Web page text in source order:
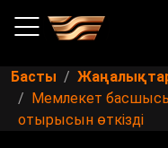
Басты
Мемлекет басшысы
отырысын өткізді